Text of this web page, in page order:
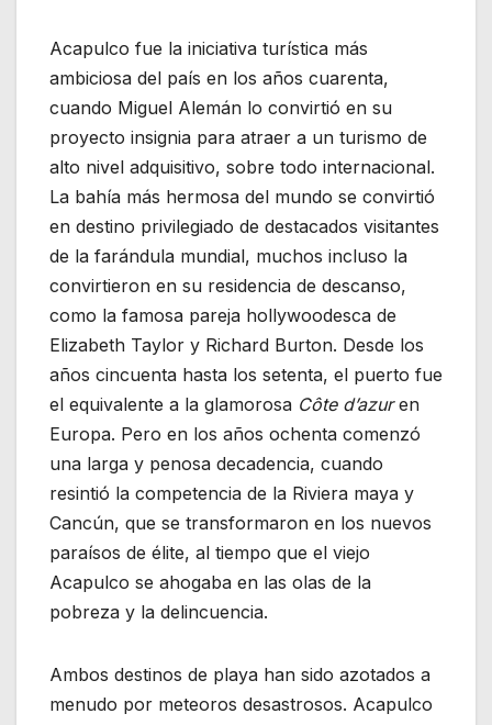
Acapulco fue la iniciativa turística más
ambiciosa del país en los años cuarenta,
cuando Miguel Alemán lo convirtió en su
proyecto insignia para atraer a un turismo de
alto nivel adquisitivo, sobre todo internacional.
La bahía más hermosa del mundo se convirtió
en destino privilegiado de destacados visitantes
de la farándula mundial, muchos incluso la
convirtieron en su residencia de descanso,
como la famosa pareja hollywoodesca de
Elizabeth Taylor y Richard Burton. Desde los
años cincuenta hasta los setenta, el puerto fue
el equivalente a la glamorosa Côte d’azuren
Europa. Pero en los años ochenta comenzó
una larga y penosa decadencia, cuando
resintió la competencia de la Riviera maya y
Cancún, que se transformaron en los nuevos
paraísos de élite, al tiempo que el viejo
Acapulco se ahogaba en las olas de la
pobreza y la delincuencia.
Ambos destinos de playa han sido azotados a
menudo por meteoros desastrosos. Acapulco